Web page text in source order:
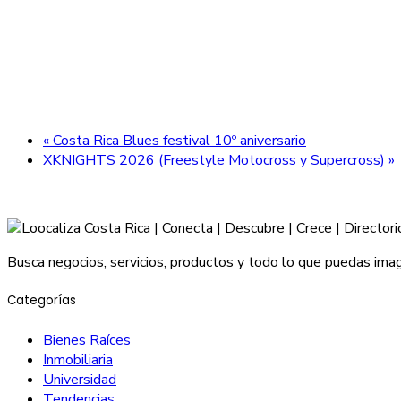
«Costa Rica Blues festival 10º aniversario
XKNIGHTS 2026 (Freestyle Motocross y Supercross) »
Busca negocios, servicios, productos y todo lo que puedas
Categorías
Bienes Raíces
Inmobiliaria
Universidad